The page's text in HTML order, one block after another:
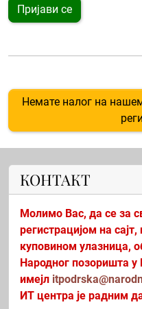
Пријави се
Немате налог на
КОНТАКТ
Молимо Вас, да се за
регистрацијом на
куповином улазница,
Народног позоришта у
имејл
ИТ центра је радним